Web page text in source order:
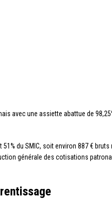
avec une assiette abattue de
du SMIC, soit environ 887 €
générale des cotisations